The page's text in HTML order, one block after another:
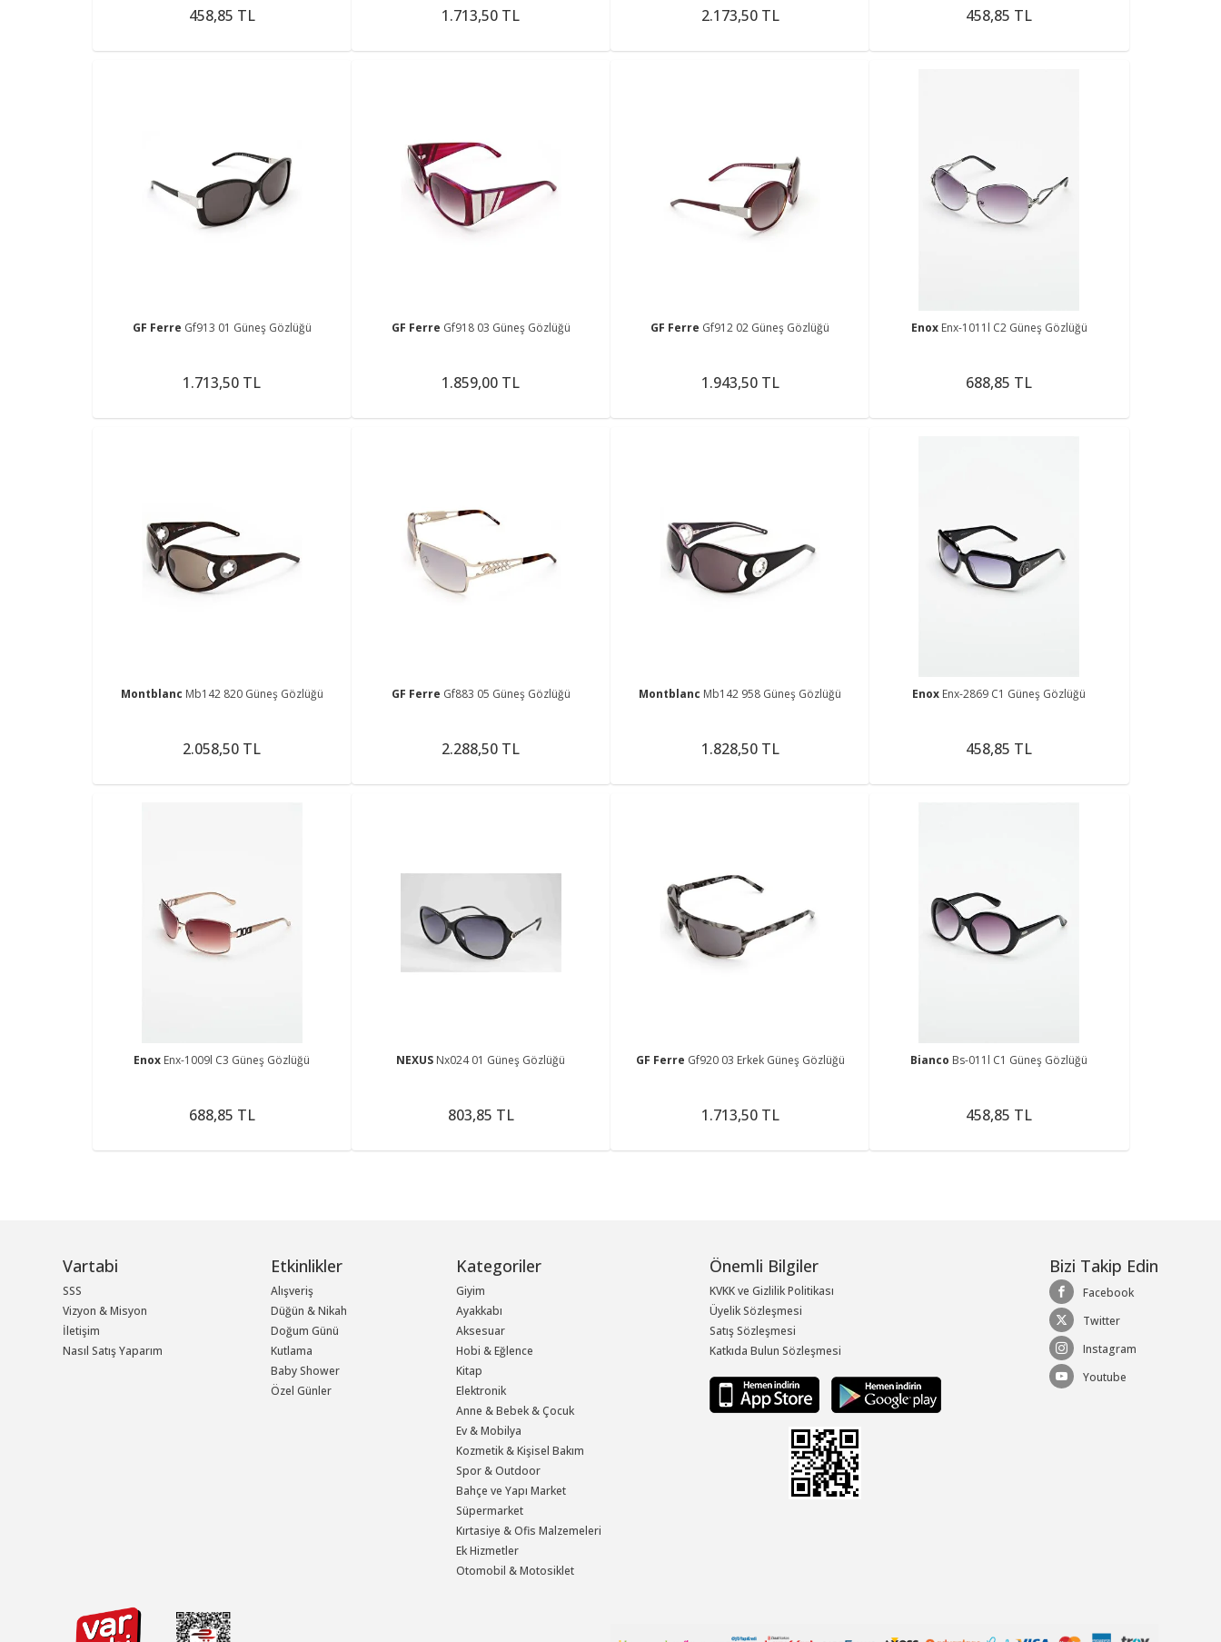
458,85 TL 1.713,50 TL 2.173,50 TL 458,85 TL
GF Ferre Gf913 01 Güneş Gözlüğü
1.713,50 TL
GF Ferre Gf918 03 Güneş Gözlüğü
1.859,00 TL
GF Ferre Gf912 02 Güneş Gözlüğü
1.943,50 TL
Enox Enx-1011l C2 Güneş Gözlüğü
688,85 TL
Montblanc Mb142 820 Güneş Gözlüğü
2.058,50 TL
GF Ferre Gf883 05 Güneş Gözlüğü
2.288,50 TL
Montblanc Mb142 958 Güneş Gözlüğü
1.828,50 TL
Enox Enx-2869 C1 Güneş Gözlüğü
458,85 TL
Enox Enx-1009l C3 Güneş Gözlüğü
688,85 TL
NEXUS Nx024 01 Güneş Gözlüğü
803,85 TL
GF Ferre Gf920 03 Erkek Güneş Gözlüğü
1.713,50 TL
Bianco Bs-011l C1 Güneş Gözlüğü
458,85 TL
Vartabi
SSS
Vizyon & Misyon
İletişim
Nasıl Satış Yaparım
Etkinlikler
Alışveriş
Düğün & Nikah
Doğum Günü
Kutlama
Baby Shower
Özel Günler
Kategoriler
Giyim
Ayakkabı
Aksesuar
Hobi & Eğlence
Kitap
Elektronik
Anne & Bebek & Çocuk
Ev & Mobilya
Kozmetik & Kişisel Bakım
Spor & Outdoor
Bahçe ve Yapı Market
Süpermarket
Kırtasiye & Ofis Malzemeleri
Ek Hizmetler
Otomobil & Motosiklet
Önemli Bilgiler
KVKK ve Gizlilik Politikası
Üyelik Sözleşmesi
Satış Sözleşmesi
Katkıda Bulun Sözleşmesi
Bizi Takip Edin
Facebook
Twitter
Instagram
Youtube